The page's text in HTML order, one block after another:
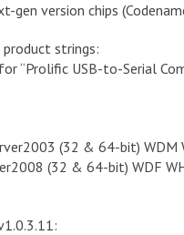
gen version chips
product strings:
“Prolific USB-to-Serial
(32 & 64-bit) WDM
(32 & 64-bit) WDF